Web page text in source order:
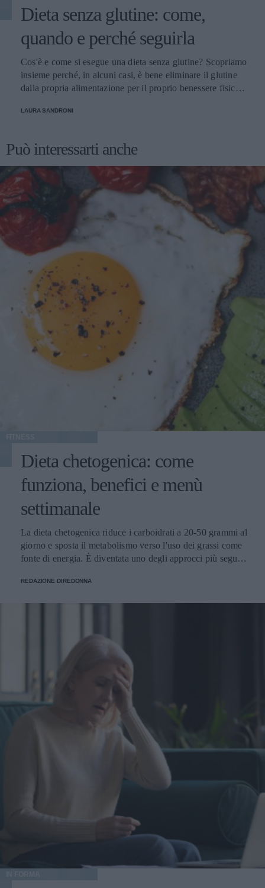
Dieta senza glutine: come,
quando e perché seguirla
Cos'è e come si esegue una dieta senza glutine? Scopriamo
insieme perché, in alcuni casi, è bene eliminare il glutine
dalla propria alimentazione per il proprio benessere fisico e
LAURA SANDRONI
Può interessarti anche
Dieta chetogenica: come
funziona, benefici e menù
settimanale
La dieta chetogenica riduce i carboidrati a 20-50 grammi al
giorno e sposta il metabolismo verso l'uso dei grassi come
fonte di energia. È diventata uno degli approcci più seguiti
Marchi specializzati come BeKeto offrono prodotti e
alimentare a bassissimo contenuto di carboidrati che porta
l'organismo in uno stato chiamato chetosi. Quando i
carboidrati scendono sotto i 50 grammi giornalieri, il corpo
esaurisce le riserve di glicogeno e inizia a produrre corpi
chetonici nel fegato a partire dai grassi. La ripartizione dei
macronutrienti è precisa: circa 70% di grassi, 25% di
proteine e 5% di carboidrati. Questo equilibrio mantiene
stabile la glicemia e riduce i picchi insulinici. La chetosi
nutrizionale inizia di solito dopo 2-4 giorni di restrizione,
anche se il tempo varia in base all'attività fisica e alle
riserve di glicogeno iniziali. I benefici della dieta keto per
le donne La dieta chetogenica offre vantaggi specifici
corpi chetonici riducono il senso di fame agendo sulla
grelina, l'ormone che stimola l'appetito. Ecco i benefici più
documentati: Controllo del peso: minore produzione di
insulina e maggiore sazietà tra i pasti Energia stabile:
assenza dei cali glicemici tipici delle diete ricche di
zuccheri Riduzione della fame: i chetoni agiscono sulla
REDAZIONE DIREDONNA